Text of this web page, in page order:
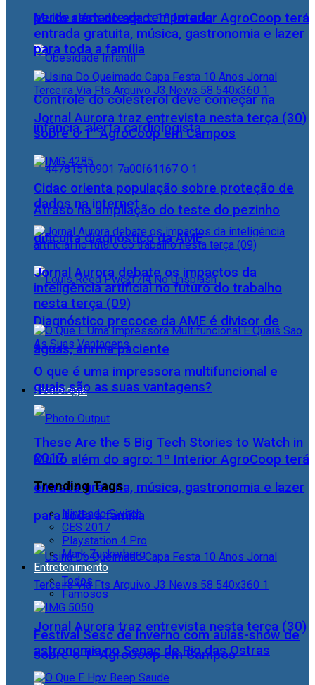
perde restante da temporada
Controle do colesterol deve começar na
infância, alerta cardiologista
Atraso na ampliação do teste do pezinho
dificulta diagnóstico da AME
Diagnóstico precoce da AME é divisor de
águas, afirma paciente
Tecnologia
Muito além do agro: 1º Interior AgroCoop terá
entrada gratuita, música, gastronomia e lazer
para toda a família
Jornal Aurora traz entrevista nesta terça (30)
sobre o 1° AgroCoop em Campos
Muito além do agro: 1º Interior AgroCoop terá
entrada gratuita, música, gastronomia e lazer
para toda a família
Jornal Aurora traz entrevista nesta terça (30)
sobre o 1° AgroCoop em Campos
Cidac orienta população sobre proteção de
dados na internet
Jornal Aurora debate os impactos da
inteligência artificial no futuro do trabalho
nesta terça (09)
O que é uma impressora multifuncional e
quais são as suas vantagens?
These Are the 5 Big Tech Stories to Watch in
2017
Trending Tags
Nintendo Switch
CES 2017
Playstation 4 Pro
Mark Zuckerberg
Entretenimento
Todos
Famosos
Festival Sesc de Inverno com aulas-show de
astronomia no Senac de Rio das Ostras